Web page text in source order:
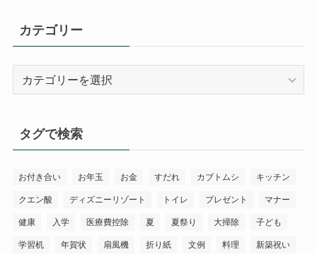
カテゴリー
ー
タグで検索
お付き合い お年玉 お金 すだれ カブトムシ キッチン
クエン酸 ディズニーリゾート トイレ プレゼント マナー
健康 入学 医療費控除 夏 夏祭り 大掃除 子ども
学習机 年賀状 扇風機 折り紙 文例 料理 新築祝い